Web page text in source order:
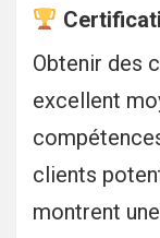
Obtenir des
excellent
clients
montrent